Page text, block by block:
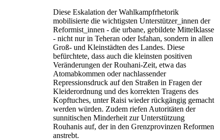
Diese Eskalation der Wahlkampfrhetorik
mobilisierte die wichtigsten Unterstützer_innen der
Reformist_innen - die urbane, gebildete Mittelklasse
- nicht nur in Teheran oder Isfahan, sondern in allen
Groß- und Kleinstädten des Landes. Diese
befürchtete, dass auch die kleinsten positiven
Veränderungen der Rouhani-Zeit, etwa das
Atomabkommen oder nachlassender
Repressionsdruck auf den Straßen in Fragen der
Kleiderordnung und des korrekten Tragens des
Kopftuches, unter Raisi wieder rückgängig gemacht
werden würden. Zudem riefen Autoritäten der
sunnitischen Minderheit zur Unterstützung
Rouhanis auf, der in den Grenzprovinzen Reformen
anstrebt.